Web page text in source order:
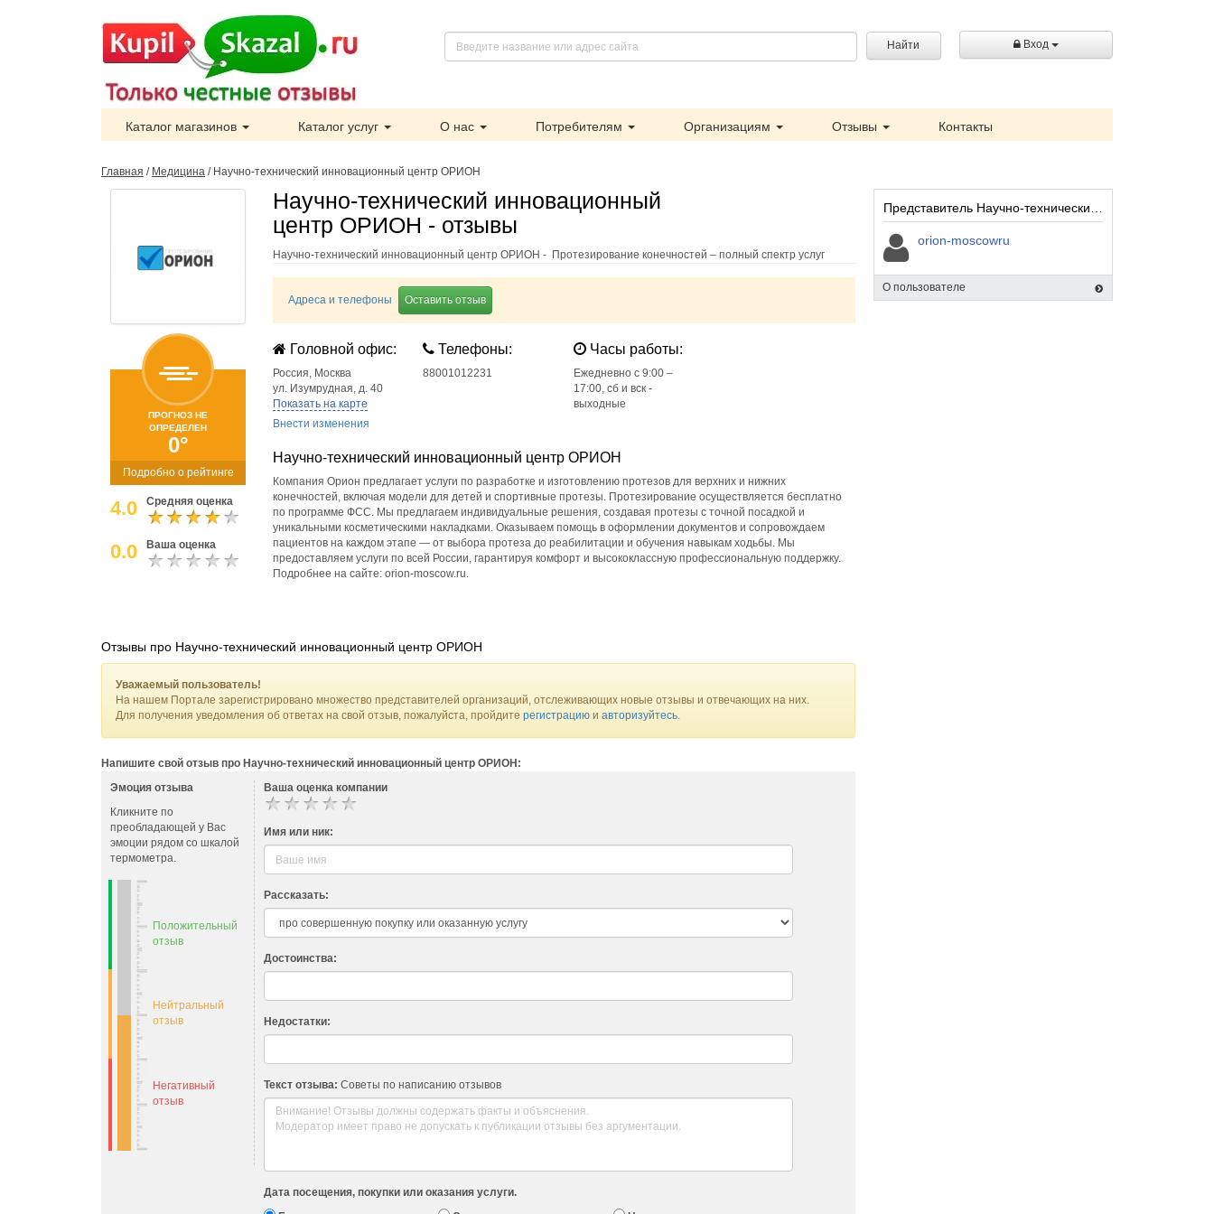
Найти Вход
Каталог магазинов Каталог услуг О нас Потребителям Организациям Отзывы Контакты
Главная / Медицина / Научно-технический инновационный центр ОРИОН
ПРОГНОЗ НЕ
ОПРЕДЕЛЕН
0°
Подробно о рейтинге
4.0 Средняя оценка
0.0 Ваша оценка
Научно-технический инновационный
центр ОРИОН - отзывы
Научно-технический инновационный центр ОРИОН - Протезирование конечностей – полный спектр услуг
Адреса и телефоны Оставить отзыв
Головной офис:
Россия, Москва
ул. Изумрудная, д. 40
Показать на карте
Внести изменения
Телефоны:
88001012231
Часы работы:
Ежедневно с 9:00 –
17:00, сб и вск -
выходные
Научно-технический инновационный центр ОРИОН
Компания Орион предлагает услуги по разработке и изготовлению протезов для верхних и нижних
конечностей, включая модели для детей и спортивные протезы. Протезирование осуществляется бесплатно
по программе ФСС. Мы предлагаем индивидуальные решения, создавая протезы с точной посадкой и
уникальными косметическими накладками. Оказываем помощь в оформлении документов и сопровождаем
пациентов на каждом этапе — от выбора протеза до реабилитации и обучения навыкам ходьбы. Мы
предоставляем услуги по всей России, гарантируя комфорт и высококлассную профессиональную поддержку.
Подробнее на сайте: orion-moscow.ru.
orion-moscowru
О пользователе
Отзывы про Научно-технический инновационный центр ОРИОН
Уважаемый пользователь!
На нашем Портале зарегистрировано множество представителей организаций, отслеживающих новые отзывы и отвечающих на них.
Для получения уведомления об ответах на свой отзыв, пожалуйста, пройдите регистрацию и авторизуйтесь.
Напишите свой отзыв про Научно-технический инновационный центр ОРИОН:
Эмоция отзыва
Кликните по
преобладающей у Вас
эмоции рядом со шкалой
термометра.
Положительный
отзыв
Нейтральный
отзыв
Негативный
отзыв
Ваша оценка компании
Имя или ник:
Рассказать:
Достоинства:
Недостатки:
Текст отзыва: Советы по написанию отзывов
Дата посещения, покупки или оказания услуги.